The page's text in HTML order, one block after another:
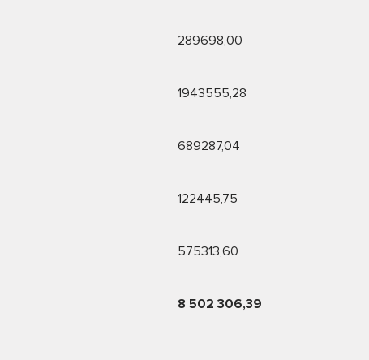
289698,00
1943555,28
689287,04
122445,75
575313,60
8 502 306,39